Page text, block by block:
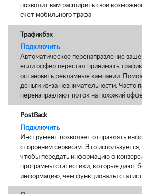
позволит вам расширить свои
счет мобильного трафа
Трафикбэк
Подключить
Автоматическое перенаправление
если оффер перестал принимать
остановить рекламные кампании.
деньги из-за невнимательности. Часто
перенаправляют поток на похожий
PostBack
Подключить
Инструмент позволяет отправлять
сторонним сервисам. Это
чтобы передать информацию о
программы статистики, которые дают
информацию, чем функционалы